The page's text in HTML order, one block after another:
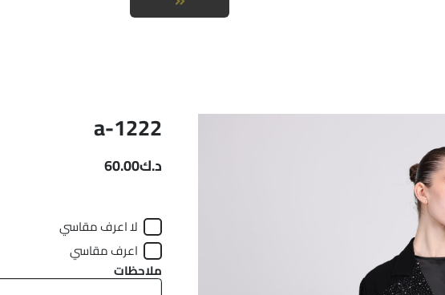
a-1222
د.ك60.00
لا اعرف مقاسي
اعرف مقاسي
ملاحظات